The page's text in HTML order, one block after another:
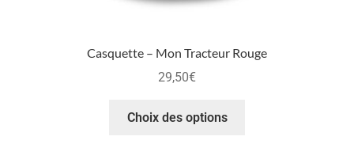
Casquette – Mon Tracteur Rouge
29,50€
Choix des options